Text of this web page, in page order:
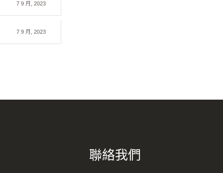
7 9 月, 2023
7 9 月, 2023
聯絡我們